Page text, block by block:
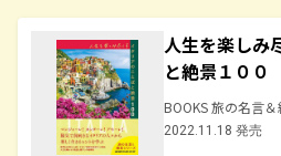
人生を楽しみ
と絶景１００
BOOKS 旅の名言＆
2022.11.18 発売